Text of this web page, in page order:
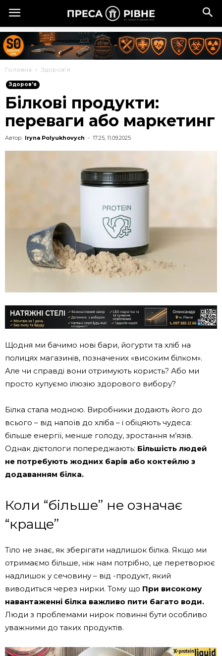
Головна Здоров'я
Здоров'я
Білкові продукти:
переваги або маркетинг
Автор: Iryna Polyukhovych - 17:25, 11.09.2025
Щодня ми бачимо нові бари, йогурти та хліб на
полицях магазинів, позначених «високим білком».
Але чи справді вони отримують користь? Або ми
просто купуємо ілюзію здорового вибору?
Білка стала модною. Виробники додають його до
всього – від напоїв до хліба – і обіцяють чудеса:
більше енергії, менше голоду, зростання м’язів.
Однак дієтологи попереджають: Більшість людей
не потребують жодних барів або коктейлю з
додаванням білка.
Коли “більше” не означає
“краще”
Тіло не знає, як зберігати надлишок білка. Якщо ми
отримаємо більше, ніж нам потрібно, це перетворює
надлишок у сечовину – від -продукт, який
виводиться через нирки. Тому що При високому
навантаженні білка важливо пити багато води.
Люди з проблемами нирок повинні бути особливо
уважними до таких продуктів.